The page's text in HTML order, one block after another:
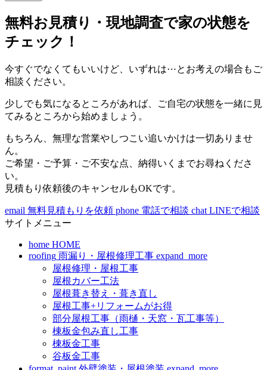
無料お見積り・現地調査で家の状態を
チェック！
今すぐでなくてもいいけど、いずれは⋯とお考えの場合もご
相談ください。
少しでも気になるところがあれば、ご自宅の状態を一緒に見
てみるところから始めましょう。
もちろん、無理な営業やしつこい追いかけは一切ありませ
ん。
ご希望・ご予算・ご不安な点、納得いくまでお尋ねくださ
い。
見積もり依頼後のキャンセルもOKです。
email 無料見積もりを依頼 phone 電話で相談 chat LINEで相談
サイトメニュー
home HOME
roofing 雨漏り・屋根修理工事 expand_more
屋根修理・屋根工事
屋根カバー工法
屋根葺き替え・葺き直し
屋根工事+リフォームがお得
部分屋根工事（雨樋・天窓・瓦工事等）
棟板金包み直し工事
棟板金工事
谷板金工事